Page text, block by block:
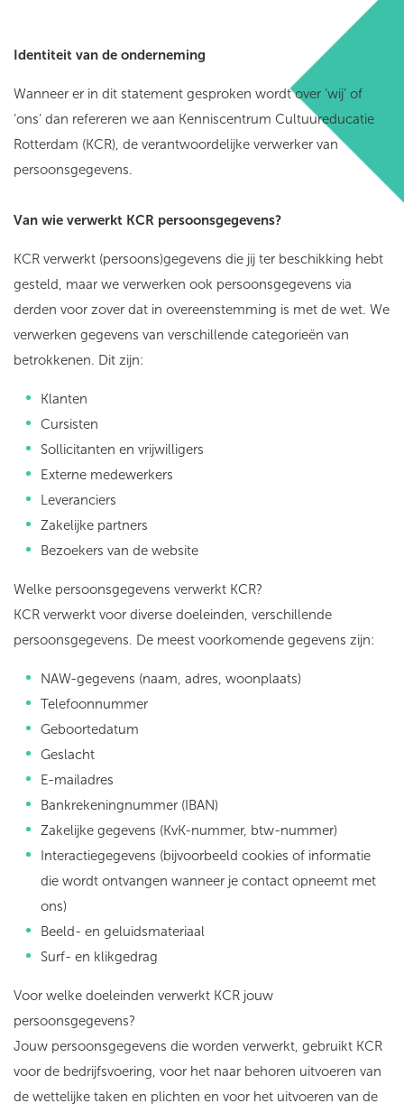
Identiteit van de onderneming
Wanneer er in dit statement gesproken wordt over ‘wij’ of
‘ons’ dan refereren we aan Kenniscentrum Cultuureducatie
Rotterdam (KCR), de verantwoordelijke verwerker van
persoonsgegevens.
Van wie verwerkt KCR persoonsgegevens?
KCR verwerkt (persoons)gegevens die jij ter beschikking hebt
gesteld, maar we verwerken ook persoonsgegevens via
derden voor zover dat in overeenstemming is met de wet. We
verwerken gegevens van verschillende categorieën van
betrokkenen. Dit zijn:
Klanten
Cursisten
Sollicitanten en vrijwilligers
Externe medewerkers
Leveranciers
Zakelijke partners
Bezoekers van de website
Welke persoonsgegevens verwerkt KCR?
KCR verwerkt voor diverse doeleinden, verschillende
persoonsgegevens. De meest voorkomende gegevens zijn:
NAW-gegevens (naam, adres, woonplaats)
Telefoonnummer
Geboortedatum
Geslacht
E-mailadres
Bankrekeningnummer (IBAN)
Zakelijke gegevens (KvK-nummer, btw-nummer)
Interactiegegevens (bijvoorbeeld cookies of informatie
die wordt ontvangen wanneer je contact opneemt met
ons)
Beeld- en geluidsmateriaal
Surf- en klikgedrag
Voor welke doeleinden verwerkt KCR jouw
persoonsgegevens?
Jouw persoonsgegevens die worden verwerkt, gebruikt KCR
voor de bedrijfsvoering, voor het naar behoren uitvoeren van
de wettelijke taken en plichten en voor het uitvoeren van de